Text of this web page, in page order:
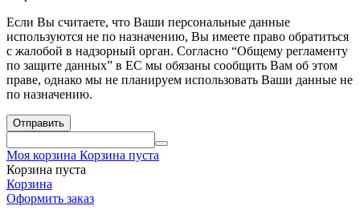
Если Вы считаете, что Ваши персональные данные
используются не по назначению, Вы имеете право обратиться
с жалобой в надзорный орган. Согласно “Общему регламенту
по защите данных” в ЕС мы обязаны сообщить Вам об этом
праве, однако мы не планируем использовать Ваши данные не
по назначению.
Отправить
Моя корзина Корзина пуста
Корзина пуста
Корзина
Оформить заказ